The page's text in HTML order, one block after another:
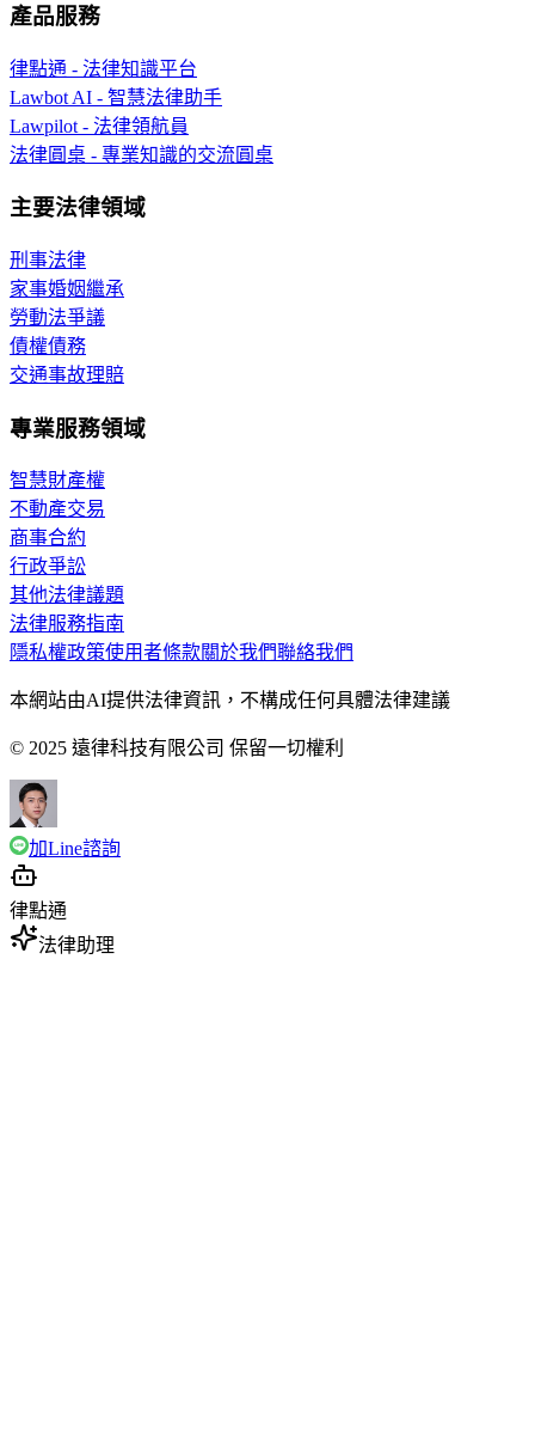
產品服務
律點通 - 法律知識平台
Lawbot AI - 智慧法律助手
Lawpilot - 法律領航員
法律圓桌 - 專業知識的交流圓桌
主要法律領域
刑事法律
家事婚姻繼承
勞動法爭議
債權債務
交通事故理賠
專業服務領域
智慧財產權
不動產交易
商事合約
行政爭訟
其他法律議題
法律服務指南
隱私權政策使用者條款關於我們聯絡我們
本網站由AI提供法律資訊，不構成任何具體法律建議
© 2025 遠律科技有限公司 保留一切權利
加Line諮詢
律點通
法律助理